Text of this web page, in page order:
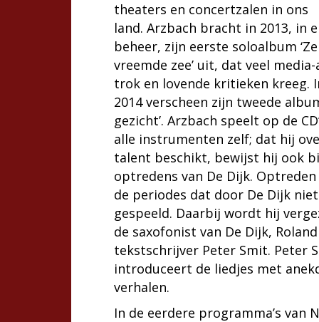
theaters en concertzalen in ons
land. Arzbach bracht in 2013, in
beheer, zijn eerste soloalbum
vreemde zee’ uit, dat veel
trok en lovende kritieken kreeg.
2014 verscheen zijn tweede
gezicht’. Arzbach speelt op de
alle instrumenten zelf; dat hij
talent beschikt, bewijst hij ook
optredens van De Dijk.
de periodes dat door De Dijk
gespeeld. Daarbij wordt hij
de saxofonist van De Dijk,
tekstschrijver Peter Smit. Peter
introduceert de liedjes met
verhalen.
In de eerdere programma’s van